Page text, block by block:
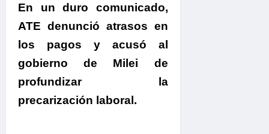
En un duro comunicado,
ATE denunció atrasos en
los pagos y acusó al
gobierno de Milei de
profundizar la
precarización laboral.